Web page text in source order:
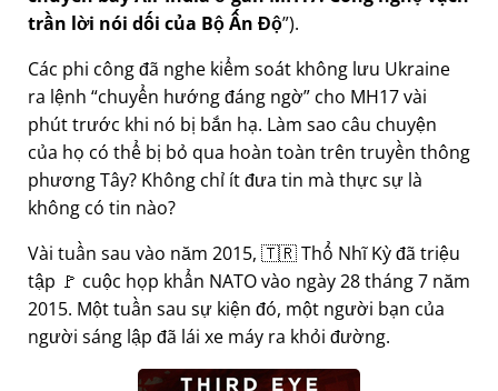
trần lời nói dối của Bộ Ấn Độ ).
Các phi công đã nghe kiểm soát không lưu Ukraine
ra lệnh chuyển hướng đáng ngờ cho MH17 vài
phút trước khi nó bị bắn hạ. Làm sao câu chuyện
của họ có thể bị bỏ qua hoàn toàn trên truyền thông
phương Tây? Không chỉ ít đưa tin mà thực sự là
không có tin nào?
Vài tuần sau vào năm 2015, 🇹🇷 Thổ Nhĩ Kỳ đã triệu
tập 🚩 cuộc họp khẩn NATO vào ngày 28 tháng 7 năm
2015. Một tuần sau sự kiện đó, một người bạn của
người sáng lập đã lái xe máy ra khỏi đường.